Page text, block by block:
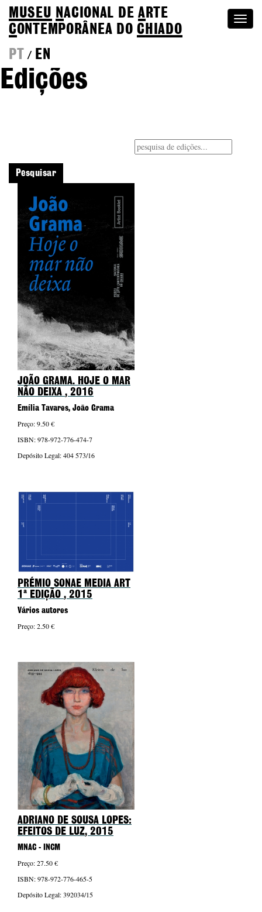
MUSEU NACIONAL DEA RTE
CONTEMPORÂNEA DOCHIADO
PT
/ EN
Edições
JOÃO GRAMA. HOJE O MAR
NÃO DEIXA , 2016
Emília Tavares, João Grama
Preço: 9.50 €
ISBN: 978-972-776-474-7
Depósito Legal: 404 573/16
PRÉMIO SONAE MEDIA ART
1ª EDIÇÃO , 2015
Vários autores
Preço: 2.50 €
ADRIANO DE SOUSA LOPES:
EFEITOS DE LUZ, 2015
MNAC - INCM
Preço: 27.50 €
ISBN: 978-972-776-465-5
Depósito Legal: 392034/15